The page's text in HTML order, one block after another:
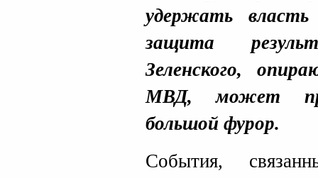
удержать
защита
Зеленского,
МВД, может
большой фурор.
События,